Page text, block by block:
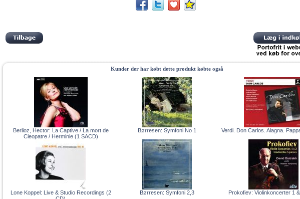
Kunder der har købt dette produkt købte også
Berlioz, Hector: La Captive / La mort de
Cleopatre / Herminie (1 SACD)
Børresen: Symfoni No 1 Verdi. Don Carlos. Alagna.
Lone Koppel: Live & Studio Recordings (2
Børresen: Symfoni 2,3 Prokofiev: Violinkoncerter 1 &